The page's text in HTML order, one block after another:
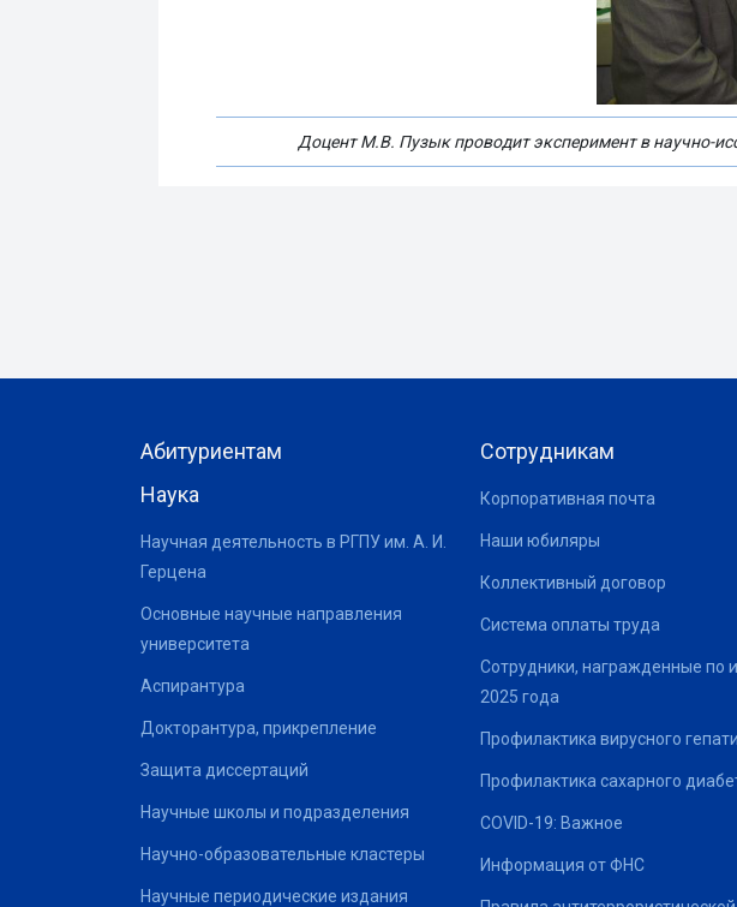
Доцент М.В. Пузык проводит эксперимент в научно-
Абитуриентам
Наука
Научная деятельность в РГПУ им. А. И.
Герцена
Основные научные направления
университета
Аспирантура
Докторантура, прикрепление
Защита диссертаций
Научные школы и подразделения
Научно-образовательные кластеры
Научные периодические издания
Сотрудникам
Корпоративная почта
Наши юбиляры
Коллективный договор
Система оплаты труда
Сотрудники, награжденные по
2025 года
Профилактика вирусного
Профилактика сахарного
COVID-19: Важное
Информация от ФНС